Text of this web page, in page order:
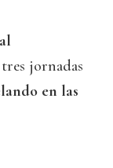
jornadas
en las